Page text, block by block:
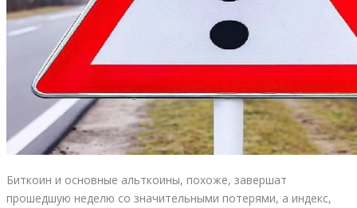
Биткоин и основные альткоины, похоже, завершат
прошедшую неделю со значительными потерями, а индекс,